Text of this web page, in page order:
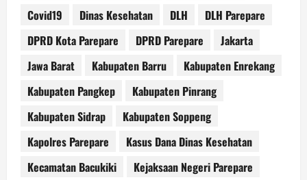
Covid19
Dinas Kesehatan DLH
DLH Parepare
DPRD Kota Parepare
DPRD Parepare
Jakarta
Jawa Barat
Kabupaten Barru
Kabupaten Enrekang
Kabupaten Pangkep
Kabupaten Pinrang
Kabupaten Sidrap
Kabupaten Soppeng
Kapolres Parepare
Kasus Dana Dinas Kesehatan
Kecamatan Bacukiki
Kejaksaan Negeri Parepare